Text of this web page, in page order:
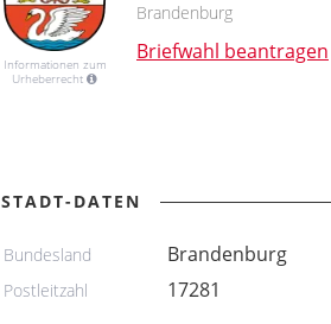
Informationen zum
Urheberrecht
Brandenburg
Briefwahl beantragen
STADT-DATEN
Bundesland Brandenburg
Postleitzahl 17281